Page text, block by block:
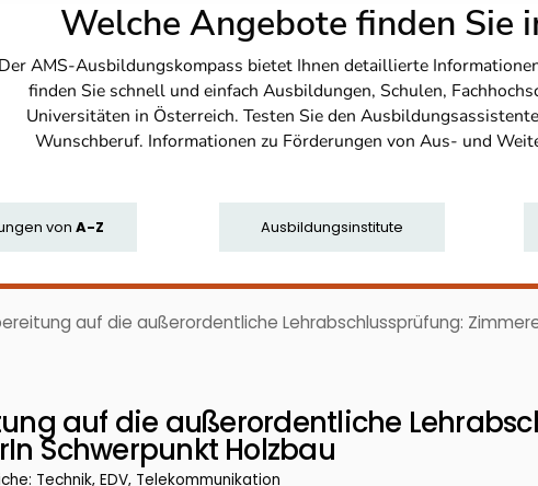
Welche Angebote finden Sie
Der AMS-Ausbildungskompass bietet Ihnen detaillierte
finden Sie schnell und einfach Ausbildungen, Schulen,
Universitäten in Österreich. Testen Sie den
Wunschberuf. Informationen zu Förderungen von Aus- und
von A-Z Ausbildungsinstitute
auf die außerordentliche Lehrabschlussprüfung:
auf die außerordentliche
Schwerpunkt Holzbau
Technik, EDV, Telekommunikation